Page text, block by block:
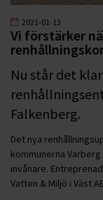
2021-01-13
Vi förstärker
Nu står det
Falkenberg.
Det nya
kommunerna
invånare.
Vatten & Miljö i Väst